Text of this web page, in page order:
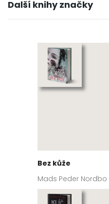
Další knihy značky
Bez kůže
Mads Peder Nordbo